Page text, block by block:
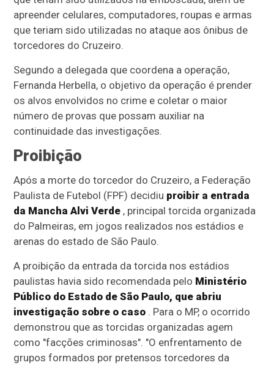
apreender celulares, computadores, roupas e armas
que teriam sido utilizadas no ataque aos ônibus de
torcedores do Cruzeiro.
Segundo a delegada que coordena a operação,
Fernanda Herbella, o objetivo da operação é prender
os alvos envolvidos no crime e coletar o maior
número de provas que possam auxiliar na
continuidade das investigações.
Proibição
Após a morte do torcedor do Cruzeiro, a Federação
Paulista de Futebol (FPF) decidiu proibir a entrada
da Mancha Alvi Verde , principal torcida organizada
do Palmeiras, em jogos realizados nos estádios e
arenas do estado de São Paulo.
A proibição da entrada da torcida nos estádios
paulistas havia sido recomendada pelo Ministério
Público do Estado de São Paulo, que abriu
investigação sobre o caso . Para o MP, o ocorrido
demonstrou que as torcidas organizadas agem
como "facções criminosas". "O enfrentamento de
grupos formados por pretensos torcedores da